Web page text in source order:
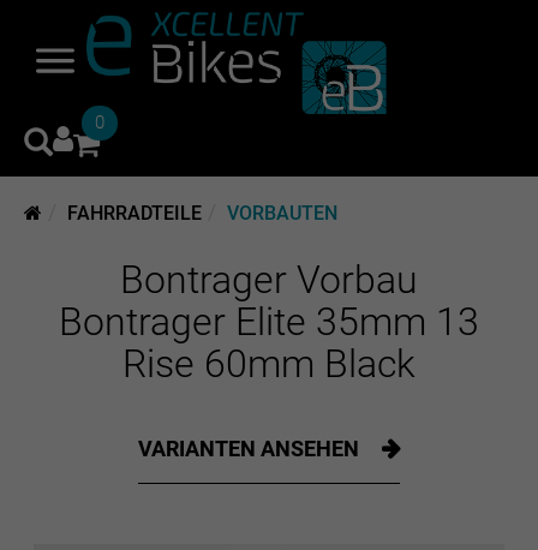
0
FAHRRADTEILE VORBAUTEN
Bontrager Vorbau
Bontrager Elite 35mm 13
Rise 60mm Black
VARIANTEN ANSEHEN